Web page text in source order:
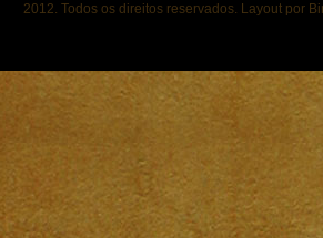
2012. Todos os direitos reservados. Layout por